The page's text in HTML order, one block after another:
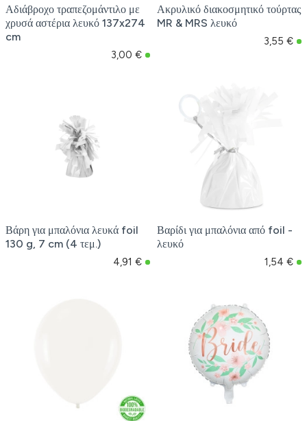
Αδιάβροχο τραπεζομάντιλο με
χρυσά αστέρια λευκό 137x274
cm
3,00 €
Ακρυλικό διακοσμητικό τούρτας
MR & MRS λευκό
3,55 €
Βάρη για μπαλόνια λευκά foil
130 g, 7 cm (4 τεμ.)
4,91 €
Βαρίδι για μπαλόνια από foil -
λευκό
1,54 €